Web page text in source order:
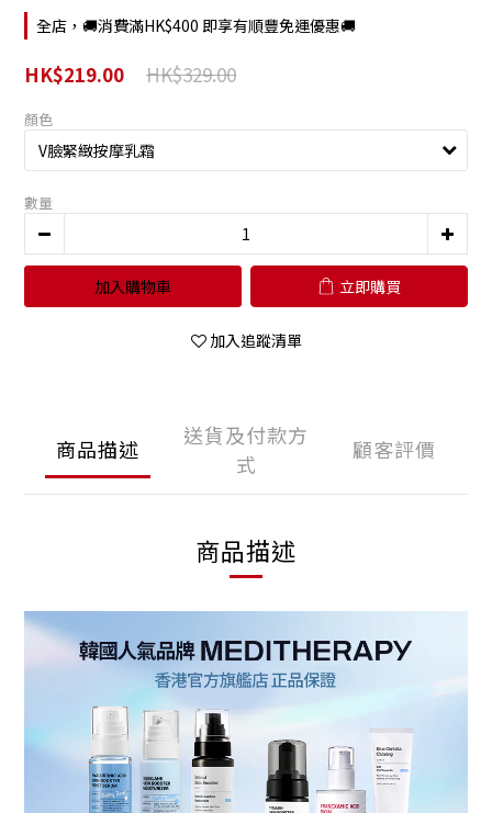
全店，🚚消費滿HK$400 即享有順豐免運優惠🚚
HK$329.00
HK$219.00
顏色
數量
加入購物車 立即購買
加入追蹤清單
商品描述
送貨及付款方
式
顧客評價
商品描述